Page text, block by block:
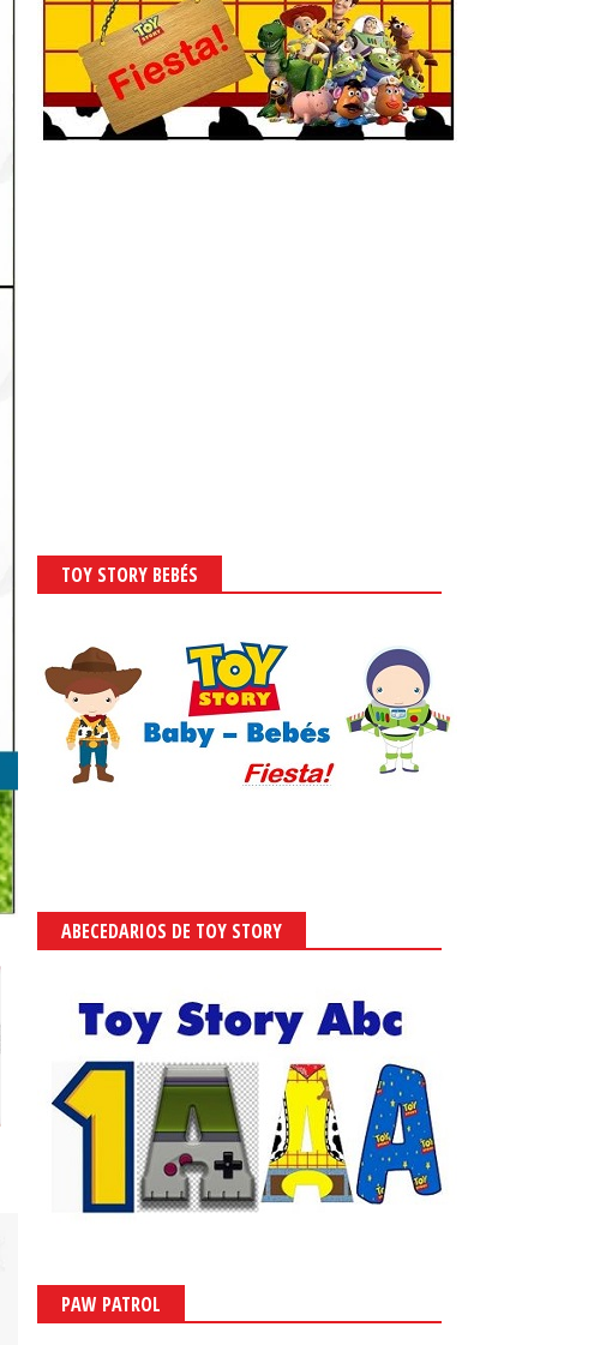
TOY STORY BEBÉS
ABECEDARIOS DE TOY STORY
PAW PATROL